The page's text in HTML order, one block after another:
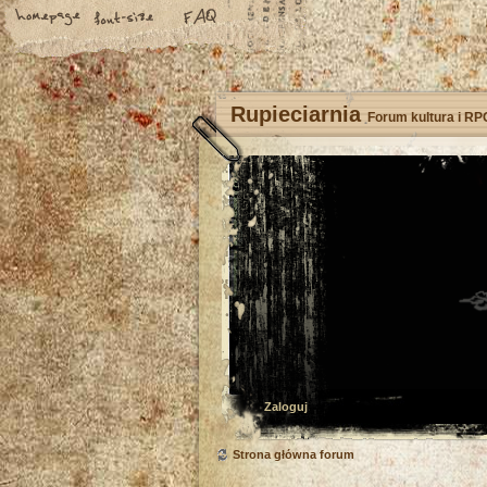
Rupieciarnia Forum kultura i
Zaloguj
Strona główna forum